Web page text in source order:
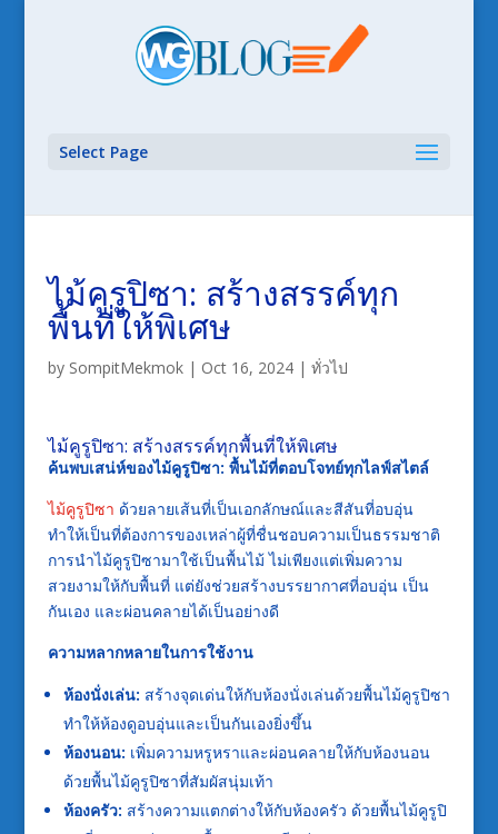
Select Page
ไม้คูรูปิซา: สร้างสรรค์ทุก
พื้นที่ให้พิเศษ
by SompitMekmok| Oct 16, 2024| ทั่วไป
ไม้คูรูปิซา: สร้างสรรค์ทุกพื้นที่ให้พิเศษ
ค้นพบเสน่ห์ของไม้คูรูปิซา: พื้นไม้ที่ตอบโจทย์ทุกไลฟ์สไตล์
ไม้คูรูปิซา ด้วยลายเส้นที่เป็นเอกลักษณ์และสีสันที่อบอุ่น
ทำให้เป็นที่ต้องการของเหล่าผู้ที่ชื่นชอบความเป็นธรรมชาติ
การนำไม้คูรูปิซามาใช้เป็นพื้นไม้ ไม่เพียงแต่เพิ่มความ
สวยงามให้กับพื้นที่ แต่ยังช่วยสร้างบรรยากาศที่อบอุ่น เป็น
กันเอง และผ่อนคลายได้เป็นอย่างดี
ความหลากหลายในการใช้งาน
ห้องนั่งเล่น: สร้างจุดเด่นให้กับห้องนั่งเล่นด้วยพื้นไม้คูรูปิซา
ทำให้ห้องดูอบอุ่นและเป็นกันเองยิ่งขึ้น
ห้องนอน: เพิ่มความหรูหราและผ่อนคลายให้กับห้องนอน
ด้วยพื้นไม้คูรูปิซาที่สัมผัสนุ่มเท้า
ห้องครัว: สร้างความแตกต่างให้กับห้องครัว ด้วยพื้นไม้คูรูปิ